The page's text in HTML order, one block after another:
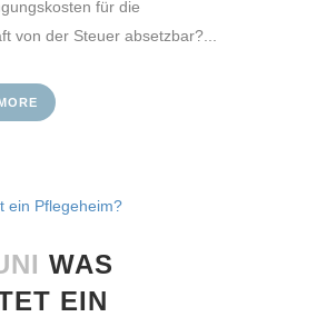
für die
von der Steuer absetzbar?...
WAS
EIN